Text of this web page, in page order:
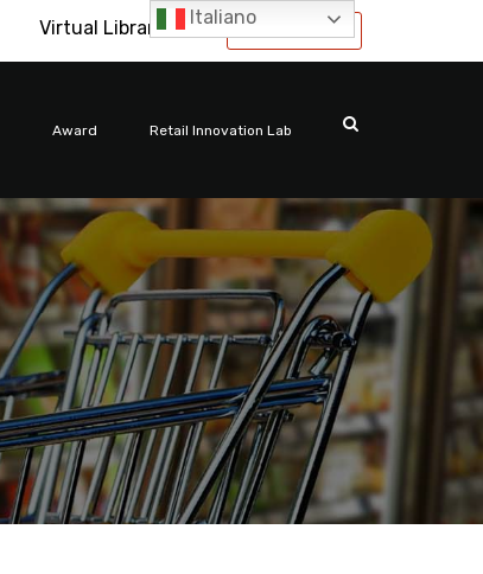
International
Virtual Library
Award Retail Innovation Lab
Italiano